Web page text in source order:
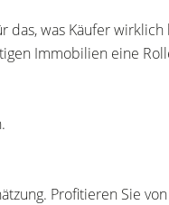
was Käufer wirklich
Immobilien eine
Profitieren Sie